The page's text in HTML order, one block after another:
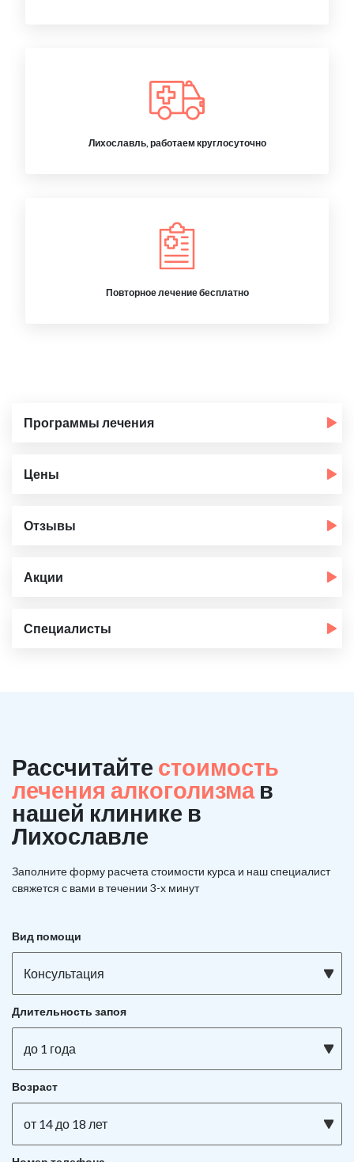
Лихославль, работаем круглосуточно
Повторное лечение бесплатно
Программы лечения
Цены
Отзывы
Акции
Специалисты
Рассчитайте стоимость
лечения алкоголизма в
нашей клинике в
Лихославле
Заполните форму расчета стоимости курса и наш специалист
свяжется с вами в течении 3-х минут
Вид помощи
Консультация
Длительность запоя
до 1 года
Возраст
от 14 до 18 лет